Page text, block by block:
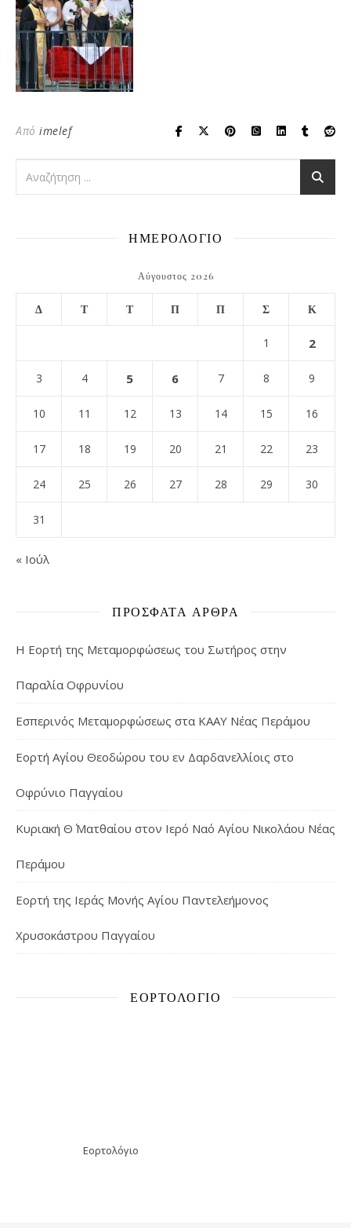
Από imelef
ΗΜΕΡΟΛΟΓΙΟ
Αύγουστος 2026
Δ Τ Τ Π Π Σ Κ
1 2
3 4 5 6 7 8 9
10 11 12 13 14 15 16
17 18 19 20 21 22 23
24 25 26 27 28 29 30
31
« Ιούλ
ΠΡΌΣΦΑΤΑ ΆΡΘΡΑ
Η Εορτή της Μεταμορφώσεως του Σωτήρος στην
Παραλία Οφρυνίου
Εσπερινός Μεταμορφώσεως στα ΚΑΑΥ Νέας Περάμου
Εορτή Αγίου Θεοδώρου του εν Δαρδανελλίοις στο
Οφρύνιο Παγγαίου
Κυριακή Θ΄ Ματθαίου στον Ιερό Ναό Αγίου Νικολάου Νέας
Περάμου
Εορτή της Ιεράς Μονής Αγίου Παντελεήμονος
Χρυσοκάστρου Παγγαίου
ΕΟΡΤΟΛΌΓΙΟ
Εορτολόγιο